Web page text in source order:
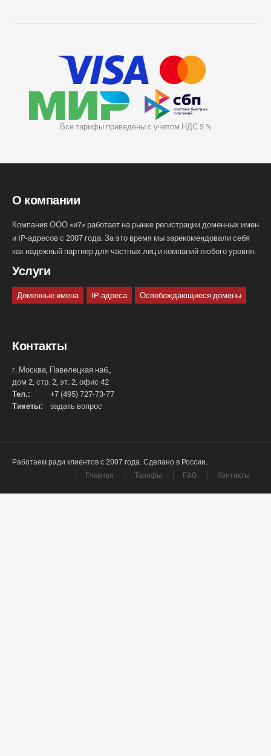
Все тарифы приведены с учетом НДС 5 %
О компании
Компания ООО «и7» работает на рынке регистрации доменных имен
и IP-адресов с 2007 года. За это время мы зарекомендовали себя
как надежный партнер для частных лиц и компаний любого уровня.
Услуги
Доменные имена IP-адреса Освобождающиеся домены
Контакты
г. Москва, Павелецкая наб.,
дом 2, стр. 2, эт. 2, офис 42
Тел.:
+7 (495) 727-73-77
Тикеты:
задать вопрос
Работаем ради клиентов с 2007 года. Сделано в России.
Главная
Тарифы FAQ Контакты